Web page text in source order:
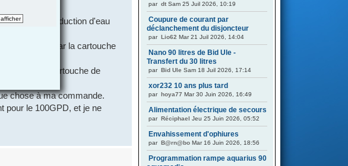
séance de production d'eau
passer par la cartouche
sur la cartouche de
?
chose à ma commande.
pour le 100GPD, et je ne
par dt Sam 25 Juil 2026, 10:19
Coupure de courant par
déclanchement du disjoncteur
par Lio62 Mar 21 Juil 2026, 14:04
Nano 90 litres de Bid Ule -
Transfert du 30 litres
par Bid Ule Sam 18 Juil 2026, 17:14
xor232 10 ans plus tard
par hoya77 Mar 30 Juin 2026, 16:49
Alimentation électrique de secours
par Réciphael Jeu 25 Juin 2026, 05:52
Envahissement d'ophiures
par B@rn@bo Mar 16 Juin 2026, 18:56
Programmation rampe aquarius 90